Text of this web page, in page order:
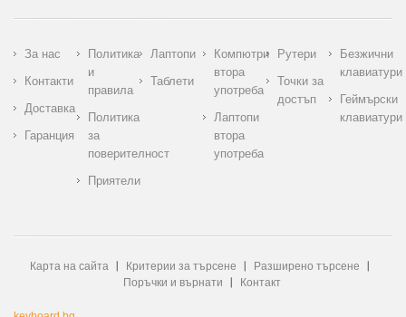
За нас
Контакти
Доставка
Гаранция
Политика
и
правила
Политика
за
поверителност
Приятели
Лаптопи
Таблети
Компютри
втора
употреба
Лаптопи
втора
употреба
Рутери
Точки за
достъп
Безжични
клавиатури
Геймърски
клавиатури
Карта на сайта Критерии за търсене
Разширено търсене
Поръчки и върнати
Контакт